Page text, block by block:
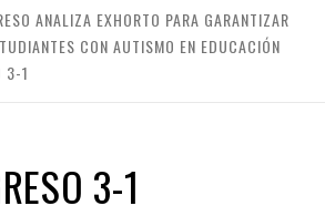
ANALIZA EXHORTO PARA GARANTIZAR
CON AUTISMO EN EDUCACIÓN
3-1
3-1